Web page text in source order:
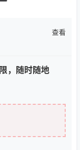
查看
，随时随地